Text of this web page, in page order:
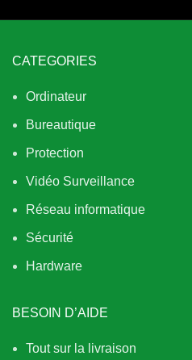
CATEGORIES
Ordinateur
Bureautique
Protection
Vidéo Surveillance
Réseau informatique
Sécurité
Hardware
BESOIN D’AIDE
Tout sur la livraison